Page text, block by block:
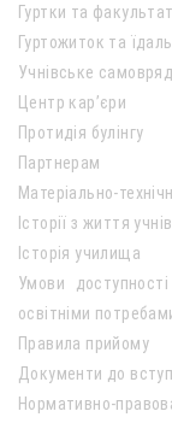
Гуртки та
Гуртожиток та
Учнівське
Центр кар’єри
Протидія булінгу
Партнерам
Матеріально-
Історії з життя
Історія училища
Умови
освітніми
Правила прийому
Документи до
Нормативно-